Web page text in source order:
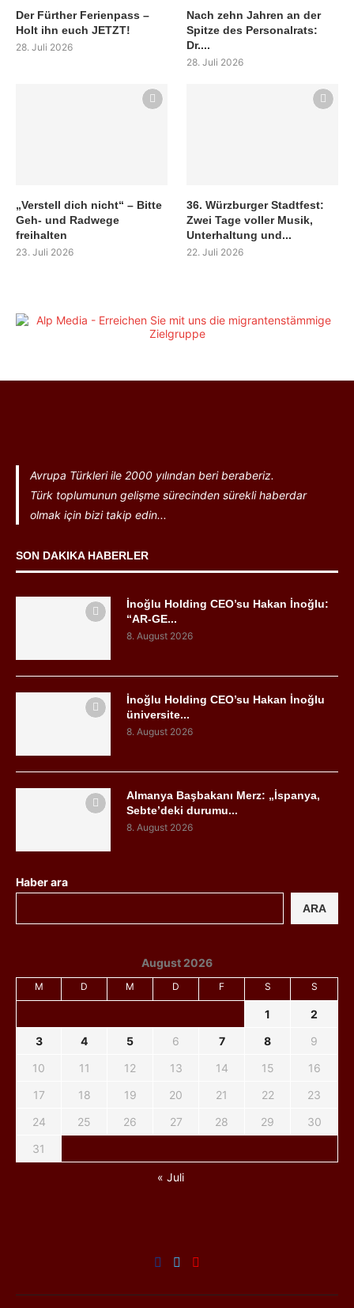
Der Fürther Ferienpass –
Holt ihn euch JETZT!
28. Juli 2026
Nach zehn Jahren an der
Spitze des Personalrats:
Dr....
28. Juli 2026
„Verstell dich nicht“ – Bitte
Geh- und Radwege
freihalten
23. Juli 2026
36. Würzburger Stadtfest:
Zwei Tage voller Musik,
Unterhaltung und...
22. Juli 2026
Avrupa Türkleri ile 2000 yılından beri beraberiz.
Türk toplumunun gelişme sürecinden sürekli haberdar
olmak için bizi takip edin...
SON DAKIKA HABERLER
İnoğlu Holding CEO’su Hakan İnoğlu:
“AR-GE...
8. August 2026
İnoğlu Holding CEO’su Hakan İnoğlu
üniversite...
8. August 2026
Almanya Başbakanı Merz: „İspanya,
Sebte’deki durumu...
8. August 2026
Haber ara
ARA
August 2026
M D M D F S S
1
2
3
4 5 6 7 8
9
10
11 12 13 14 15
16
17
18 19 20 21 22
23
24
25 26 27 28 29
30
31
« Juli